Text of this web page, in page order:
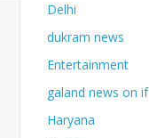
Delhi
dukram news
Entertainment
galand news on if
Haryana